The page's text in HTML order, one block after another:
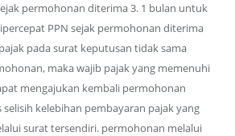
permohonan diterima 3. 1 bulan untuk
PPN sejak permohonan diterima
pada surat keputusan tidak sama
maka wajib pajak yang memenuhi
mengajukan kembali permohonan
kelebihan pembayaran pajak yang
surat tersendiri. permohonan melalui